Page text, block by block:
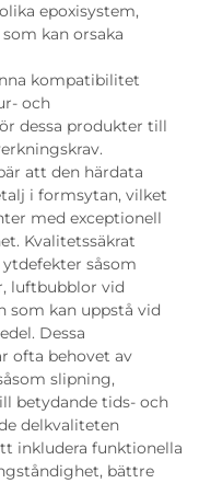
epoxisystem,
kan orsaka
kompatibilitet
och
dessa produkter till
att den härdata
i formsytan, vilket
med exceptionell
Kvalitetssäkrat
såsom
luftbubblor vid
som kan uppstå vid
Dessa
ofta behovet av
slipning,
betydande tids- och
delkvaliteten
inkludera funktionella
bättre